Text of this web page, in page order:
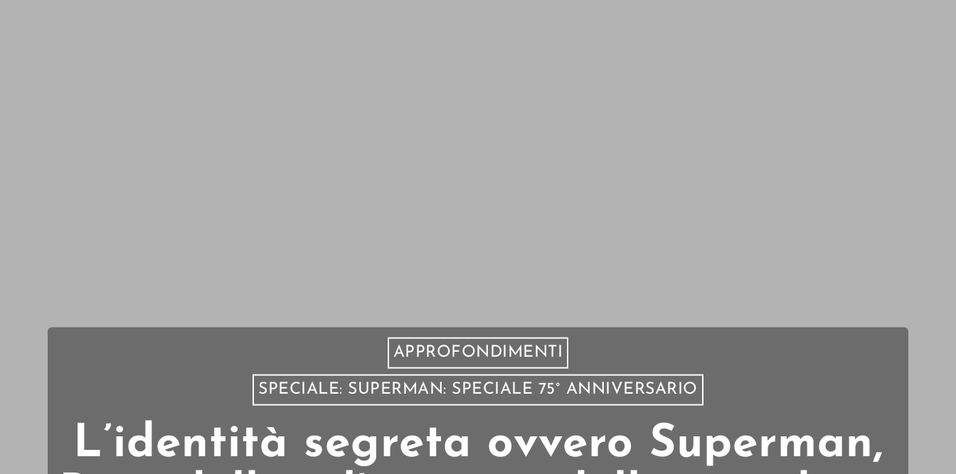
APPROFONDIMENTI
SPECIALE: SUPERMAN: SPECIALE 75° ANNIVERSARIO
L’identità segreta ovvero Superman,